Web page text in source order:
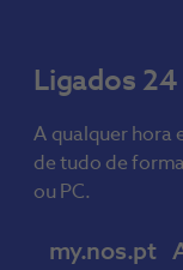
Ligados
A qualquer hora
de tudo de
ou PC.
my.nos.pt